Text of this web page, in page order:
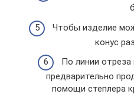
Чтобы изделие
конус
По линии отреза
предварительно
помощи степлера